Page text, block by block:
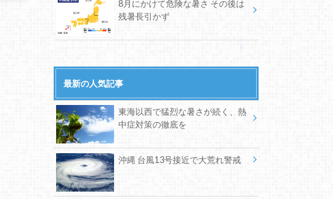
8月にかけて危険な暑さ その後は
残暑長引かず
最新の人気記事
東海以西で猛烈な暑さが続く、熱
中症対策の徹底を
沖縄 台風13号接近で大荒れ警戒